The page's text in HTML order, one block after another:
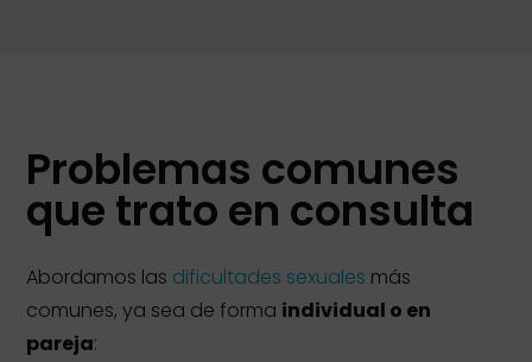
Problemas comunes
que trato en consulta
Abordamos las dificultades sexuales más
comunes, ya sea de forma individual o en
pareja: